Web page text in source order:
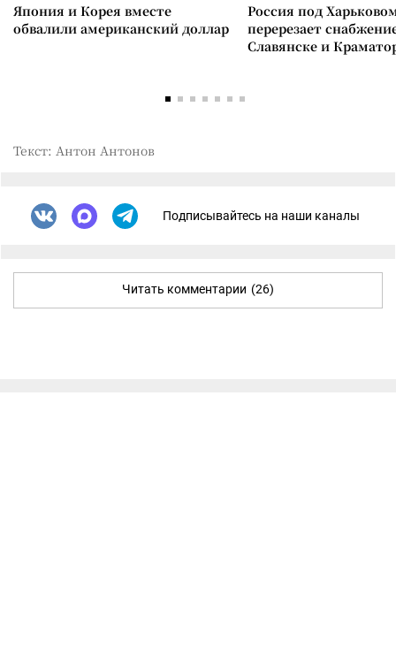
Япония и Корея вместе
обвалили американский доллар
Россия под
перерезает
Славянске и
Текст: Антон Антонов
Подписывайтесь на наши каналы
Читать комментарии (26)